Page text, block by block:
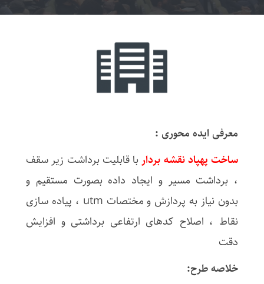
معرفی ایده محوری :
ساخت پهپاد نقشه بردار با قابلیت برداشت زیر سقف
، برداشت مسیر و ایجاد داده بصورت مستقیم و
بدون نیاز به پردازش و مختصات utm ، پیاده سازی
نقاط ، اصلاح کدهای ارتفاعی برداشتی و افزایش
دقت
خلاصه طرح: